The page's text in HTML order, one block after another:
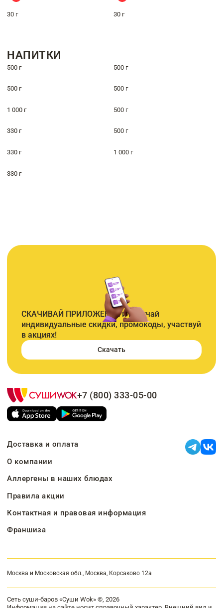
30 г 30 г
НАПИТКИ
500 г 500 г
500 г 500 г
1 000 г 500 г
330 г 500 г
330 г 1 000 г
330 г
СКАЧИВАЙ ПРИЛОЖЕНИЕ и получай
индивидуальные скидки, промокоды, участвуй
в акциях!
Скачать
+7 (800) 333-05-00
Доставка и оплата
О компании
Аллергены в наших блюдах
Правила акции
Контактная и правовая информация
Франшиза
Москва и Московская обл., Москва, Корсаково 12а
Сеть суши-баров «Суши Wok» ©, 2026